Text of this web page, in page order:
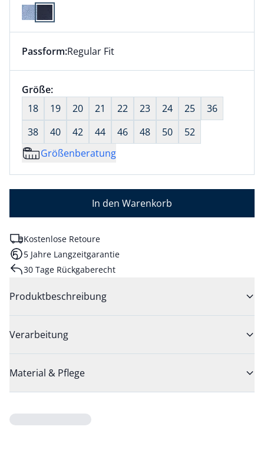
Dieser Artikel hat die Passform Regular Fit. für
Passform:Regular Fit
Größenauswahl:
Größe:nichts ausgewählt
18
19 20 21 22 23 24 25
36
38
40 42 44 46 48 50
52
Größenberatung
In den Warenkorb
Kostenlose Retoure
5 Jahre Langzeitgarantie
30 Tage Rückgaberecht
Produktbeschreibung
Verarbeitung
Material & Pflege